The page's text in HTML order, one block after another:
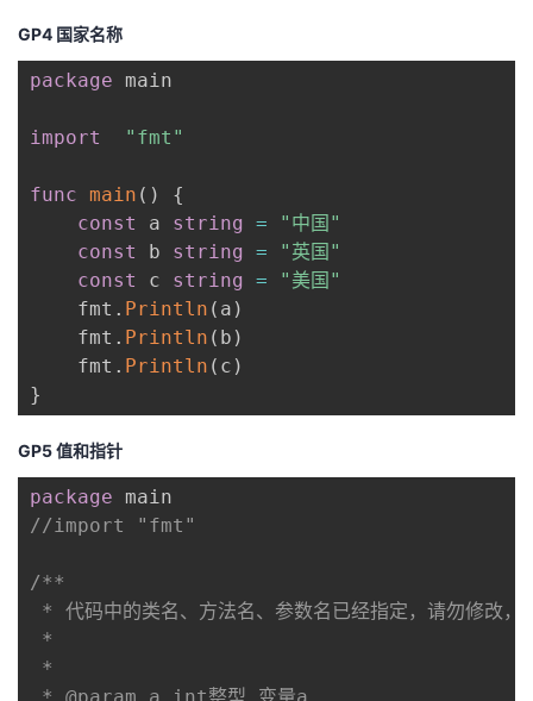
GP4 国家名称
package main
import "fmt"
func main ( )
{
const
a string =
"中国"
const
b string =
"英国"
const
c string =
"美国"
    fmt
. Println ( a )
    fmt
. Println ( b )
    fmt
. Println ( c )
}
GP5 值和指针
package
//import "fmt"
/**
* 代码中的类名、方法名、参数名已经指定，请勿修改，
*
*